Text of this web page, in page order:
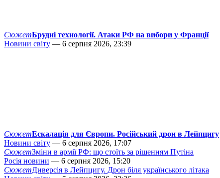
СюжетБрудні технології. Атаки РФ на вибори у Франції
Новини світу — 6 серпня 2026, 23:39
СюжетЕскалація для Європи. Російський дрон в Лейпцигу
Новини світу — 6 серпня 2026, 17:07
СюжетЗміни в армії РФ: що стоїть за рішенням Путіна
Росія новини — 6 серпня 2026, 15:20
СюжетДиверсія в Лейпцигу. Дрон біля українського літака